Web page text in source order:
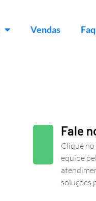
Vendas
Fale
Clique
equipe
soluções